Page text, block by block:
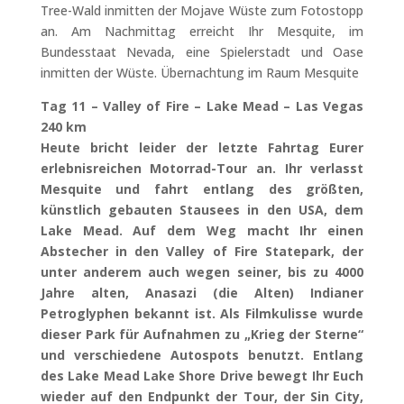
Tree-Wald inmitten der Mojave Wüste zum Fotostopp
an. Am Nachmittag erreicht Ihr Mesquite, im
Bundesstaat Nevada, eine Spielerstadt und Oase
inmitten der Wüste. Übernachtung im Raum Mesquite
Tag 11 – Valley of Fire – Lake Mead – Las Vegas
240 km
Heute bricht leider der letzte Fahrtag Eurer
erlebnisreichen Motorrad-Tour an. Ihr verlasst
Mesquite und fahrt entlang des größten,
künstlich gebauten Stausees in den USA, dem
Lake Mead. Auf dem Weg macht Ihr einen
Abstecher in den Valley of Fire Statepark, der
unter anderem auch wegen seiner, bis zu 4000
Jahre alten, Anasazi (die Alten) Indianer
Petroglyphen bekannt ist. Als Filmkulisse wurde
dieser Park für Aufnahmen zu „Krieg der Sterne“
und verschiedene Autospots benutzt. Entlang
des Lake Mead Lake Shore Drive bewegt Ihr Euch
wieder auf den Endpunkt der Tour, der Sin City,